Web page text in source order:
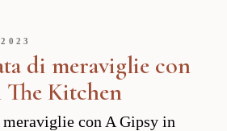
di meraviglie con
Kitchen
con A Gipsy in